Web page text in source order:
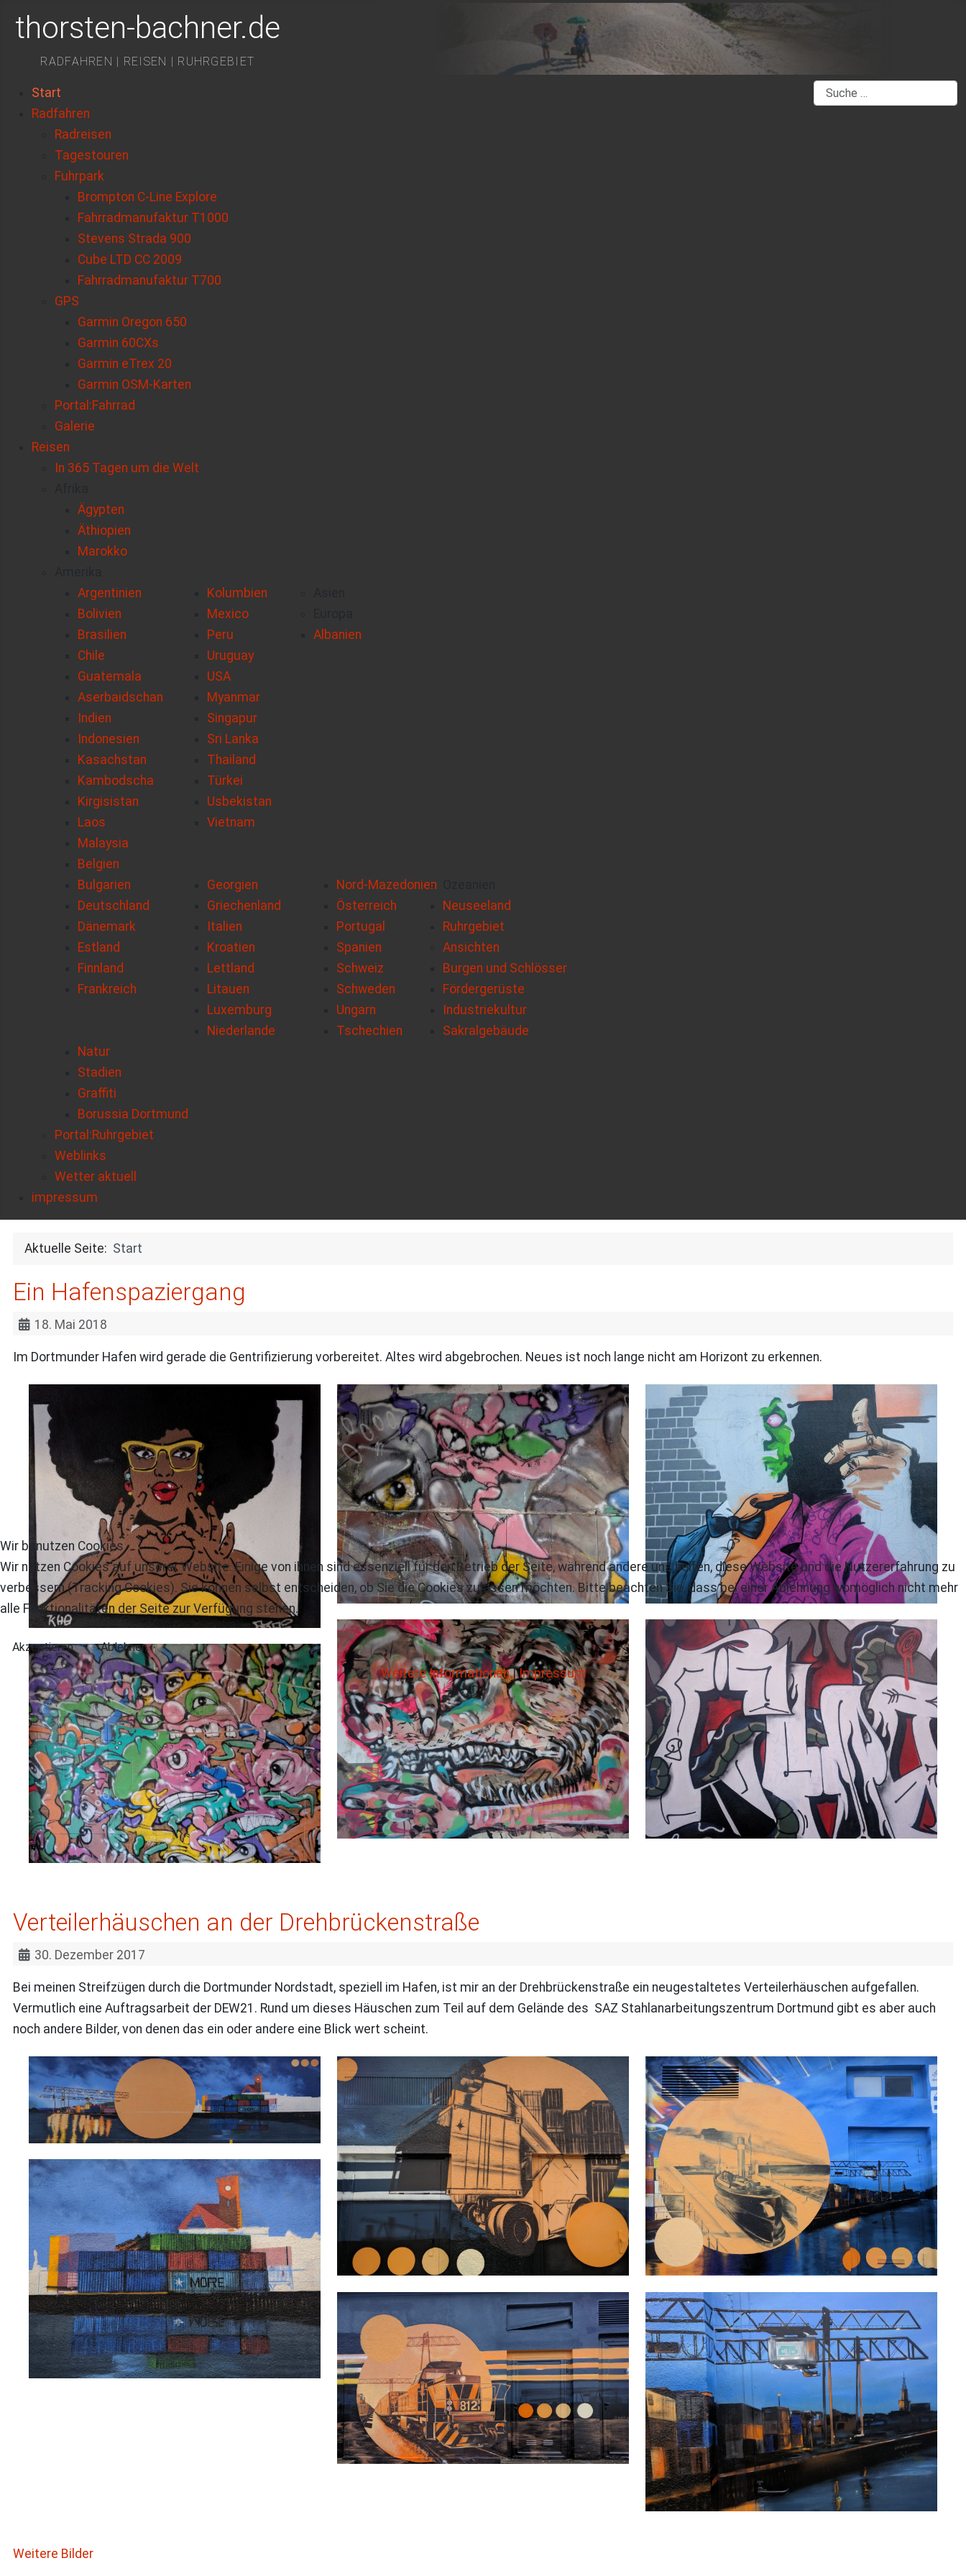
thorsten-bachner.de
RADFAHREN | REISEN | RUHRGEBIET
Start
Radfahren
Radreisen
Tagestouren
Fuhrpark
Brompton C-Line Explore
Fahrradmanufaktur T1000
Stevens Strada 900
Cube LTD CC 2009
Fahrradmanufaktur T700
GPS
Garmin Oregon 650
Garmin 60CXs
Garmin eTrex 20
Garmin OSM-Karten
Portal:Fahrrad
Galerie
Reisen
In 365 Tagen um die Welt
Ägypten
Äthiopien
Marokko
Argentinien
Bolivien
Brasilien
Chile
Guatemala
Kolumbien
Mexico
Peru
Uruguay
USA
Aserbaidschan
Indien
Indonesien
Kasachstan
Kambodscha
Kirgisistan
Laos
Malaysia
Myanmar
Singapur
Sri Lanka
Thailand
Türkei
Usbekistan
Vietnam
Albanien
Belgien
Bulgarien
Deutschland
Dänemark
Estland
Finnland
Frankreich
Georgien
Griechenland
Italien
Kroatien
Lettland
Litauen
Luxemburg
Niederlande
Nord-Mazedonien
Österreich
Portugal
Spanien
Schweiz
Schweden
Ungarn
Tschechien
Neuseeland
Ruhrgebiet
Ansichten
Burgen und Schlösser
Fördergerüste
Industriekultur
Sakralgebäude
Natur
Stadien
Graffiti
Borussia Dortmund
Portal:Ruhrgebiet
Weblinks
Wetter aktuell
impressum
Suchen
Aktuelle Seite: Start
Ein Hafenspaziergang
18. Mai 2018
Im Dortmunder Hafen wird gerade die Gentrifizierung vorbereitet. Altes wird abgebrochen. Neues ist noch lange nicht am Horizont zu erkennen.
Verteilerhäuschen an der Drehbrückenstraße
30. Dezember 2017
Bei meinen Streifzügen durch die Dortmunder Nordstadt, speziell im Hafen, ist mir an der Drehbrückenstraße ein neugestaltetes Verteilerhäuschen aufgefallen.
Vermutlich eine Auftragsarbeit der DEW21. Rund um dieses Häuschen zum Teil auf dem Gelände des SAZ Stahlanarbeitungszentrum Dortmund gibt es aber auch
noch andere Bilder, von denen das ein oder andere eine Blick wert scheint.
Weitere Bilder
Wir benutzen Cookies
Wir nutzen Cookies auf unserer Website. Einige von ihnen sind essenziell für den Betrieb der Seite, während andere uns helfen, diese Website und die Nutzererfahrung zu
verbessern (Tracking Cookies). Sie können selbst entscheiden, ob Sie die Cookies zulassen möchten. Bitte beachten Sie, dass bei einer Ablehnung womöglich nicht mehr
alle Funktionalitäten der Seite zur Verfügung stehen.
Akzeptieren Ablehnen
Weitere Informationen|Impressum